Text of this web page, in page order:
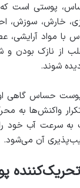
پوستی است که
خارش، سوزش،
با مواد آرایشی،
از نازک بودن و
شوند.
حساس گاهی اوقات
واکنش‌ها به
به سرعت آب خود
آن می‌شود.